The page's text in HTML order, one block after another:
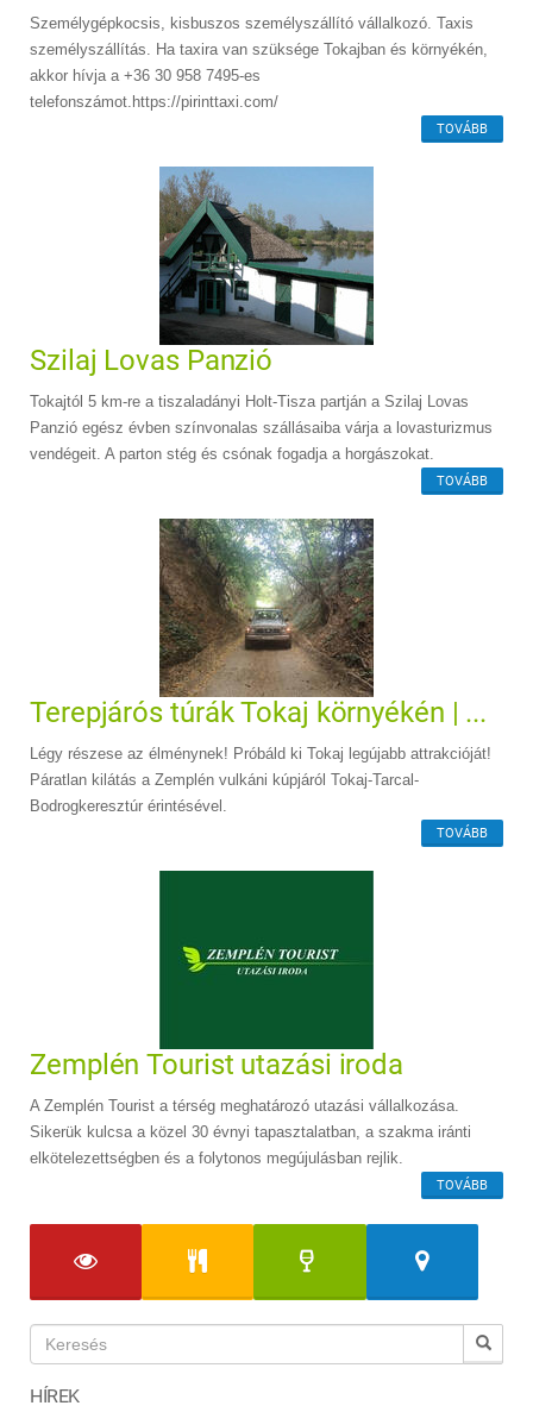
Személygépkocsis, kisbuszos személyszállító vállalkozó. Taxis
személyszállítás. Ha taxira van szüksége Tokajban és környékén,
akkor hívja a +36 30 958 7495-es
telefonszámot.https://pirinttaxi.com/
TOVÁBB
Szilaj Lovas Panzió
Tokajtól 5 km-re a tiszaladányi Holt-Tisza partján a Szilaj Lovas
Panzió egész évben színvonalas szállásaiba várja a lovasturizmus
vendégeit. A parton stég és csónak fogadja a horgászokat.
TOVÁBB
Terepjárós túrák Tokaj környékén | ...
Légy részese az élménynek! Próbáld ki Tokaj legújabb attrakcióját!
Páratlan kilátás a Zemplén vulkáni kúpjáról Tokaj-Tarcal-
Bodrogkeresztúr érintésével.
TOVÁBB
Zemplén Tourist utazási iroda
A Zemplén Tourist a térség meghatározó utazási vállalkozása.
Sikerük kulcsa a közel 30 évnyi tapasztalatban, a szakma iránti
elkötelezettségben és a folytonos megújulásban rejlik.
TOVÁBB
HÍREK